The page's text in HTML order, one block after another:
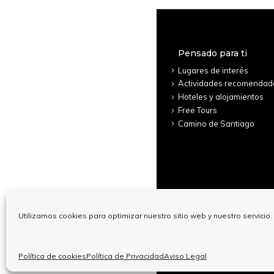
Utilizamos cookies para optimizar nuestro sitio web y nuestro servicio.
Política de cookiesPolítica de PrivacidadAviso Legal
Pensado para ti
Lugares de interés
Actividades
Hoteles y alojamientos
Free Tours
Camino de Santiago